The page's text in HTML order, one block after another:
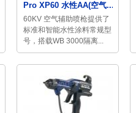
Pro XP60 水性AA(空气...
60KV 空气辅助喷枪提供了
标准和智能水性涂料常规型
号，搭载WB 3000隔离...